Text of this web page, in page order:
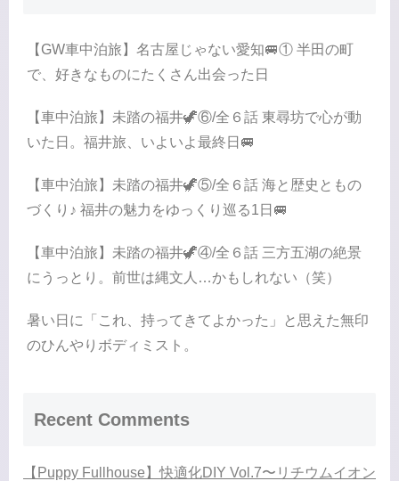
【GW車中泊旅】名古屋じゃない愛知🚐① 半田の町
で、好きなものにたくさん出会った日
【車中泊旅】未踏の福井🦖⑥/全６話 東尋坊で心が動
いた日。福井旅、いよいよ最終日🚐
【車中泊旅】未踏の福井🦖⑤/全６話 海と歴史ともの
づくり♪ 福井の魅力をゆっくり巡る1日🚐
【車中泊旅】未踏の福井🦖④/全６話 三方五湖の絶景
にうっとり。前世は縄文人…かもしれない（笑）
暑い日に「これ、持ってきてよかった」と思えた無印
のひんやりボディミスト。
Recent Comments
【Puppy Fullhouse】快適化DIY Vol.7〜リチウムイオン